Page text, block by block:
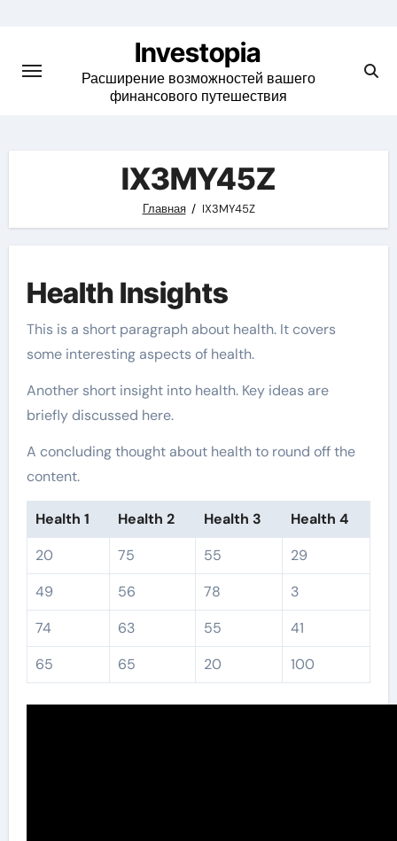
content
Investopia
Расширение возможностей вашего
финансового путешествия
IX3MY45Z
Главная IX3MY45Z
Health Insights
This is a short paragraph about health. It covers
some interesting aspects of health.
Another short insight into health. Key ideas are
briefly discussed here.
A concluding thought about health to round off the
content.
Health 1 Health 2 Health 3
Health 4
20
75 55
29
49
56 78
3
74
63 55
41
65
65 20 100